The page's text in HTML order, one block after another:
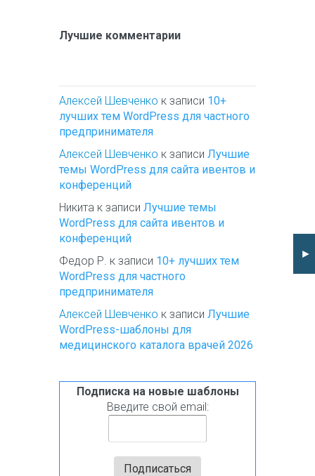
Лучшие комментарии
Алексей Шевченко к записи 10+
лучших тем WordPress для частного
предпринимателя
Алексей Шевченко к записи Лучшие
темы WordPress для сайта ивентов и
конференций
Никита к записи Лучшие темы
WordPress для сайта ивентов и
конференций
Федор Р. к записи 10+ лучших тем
WordPress для частного
предпринимателя
Алексей Шевченко к записи Лучшие
WordPress-шаблоны для
медицинского каталога врачей 2026
Подписка на новые шаблоны
Введите свой email:
►